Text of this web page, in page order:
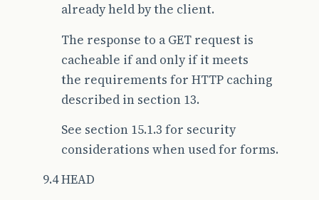
already held by the client.
The response to a GET request is
cacheable if and only if it meets
the requirements for HTTP caching
described in section 13.
See section 15.1.3 for security
considerations when used for forms.
9.4 HEAD